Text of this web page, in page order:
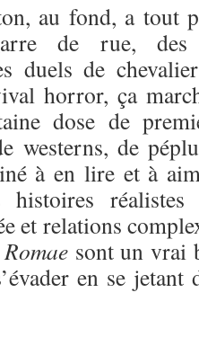
au fond, a tout
de rue, des
duels de
horror, ça
dose de
westerns, de
à en lire et à
et relations
sont un vrai
en se jetant